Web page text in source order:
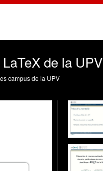
de la UPV
campus de la UPV